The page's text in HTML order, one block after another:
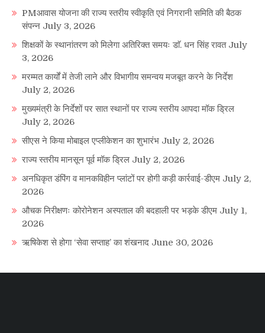
PMआवास योजना की राज्य स्तरीय स्वीकृति एवं निगरानी समिति की बैठक
संपन्न July 3, 2026
शिक्षकों के स्थानांतरण को मिलेगा अतिरिक्त समयः डाॅ. धन सिंह रावत July
3, 2026
मरम्मत कार्यों में तेजी लाने और विभागीय समन्वय मजबूत करने के निर्देश
July 2, 2026
मुख्यमंत्री के निर्देशों पर सात स्थानों पर राज्य स्तरीय आपदा मॉक ड्रिल
July 2, 2026
सीएस ने किया मोबाइल एप्लीकेशन का शुभारंभ July 2, 2026
राज्य स्तरीय मानसून पूर्व मॉक ड्रिल July 2, 2026
अनधिकृत डंपिंग व मानकविहीन प्लांटों पर होगी कड़ी कार्रवाई-डीएम July 2,
2026
औचक निरीक्षणः कोरोनेशन अस्पताल की बदहाली पर भड़के डीएम July 1,
2026
ऋषिकेश से होगा ‘सेवा सप्ताह’ का शंखनाद June 30, 2026